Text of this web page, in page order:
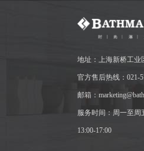
地址：上海新桥工业
官方售后热线：021-
邮箱：
服务时间：周一至周
13:00-17:00